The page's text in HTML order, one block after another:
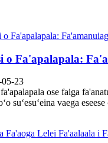
o Fa'apalapala:
23
ose faiga
suʻesuʻeina vaega